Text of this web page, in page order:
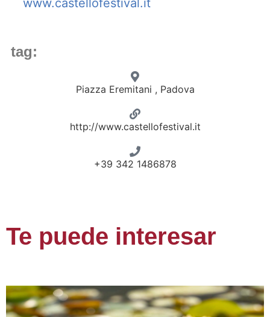
tag:
Piazza Eremitani , Padova
http://www.castellofestival.it
+39 342 1486878
Te puede interesar